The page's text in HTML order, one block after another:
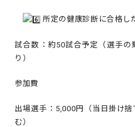
所定の健康診断に合格し
試合数：約50試合予定（選手の
り）
参加費
出場選手：5,000円（当日掛け
む）